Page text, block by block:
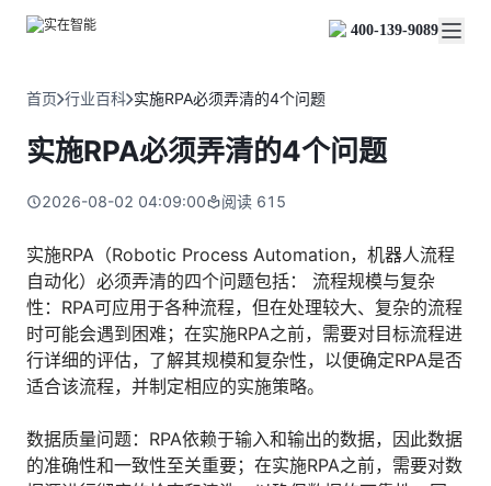
400-139-9089
人人都会用的智能体
智能文档审阅平台
实在 RPA 机器人
可靠的机器人终端
实在 RPA 控制器
全面支持国产信创生态
实在取数宝
一键提数整合，洞察更高效
通信运营商
零售电商
政府及公共服务
能源及制造业
医药行业
更多行业客户
金融
运营商
政府
统计税务 | 行政审批 | 基层减负 | 优化营商
烟草
资质审核 | 合同审核 | 一项一卷 | 智慧人力
制造业
司法
智能辅办 | 要素提取 | 自动立案 | 流程智动
资源与支持
智能体市场
合作伙伴
客户支持
关于实在
媒体报道
视频动态
加入我们
首页 行业百科 实施RPA必须弄清的4个问题
实施RPA必须弄清的4个问题
2026-08-02 04:09:00 阅读 615
实施RPA（Robotic Process Automation，机器人流程
自动化）必须弄清的四个问题包括： 流程规模与复杂
性：RPA可应用于各种流程，但在处理较大、复杂的流程
时可能会遇到困难；在实施RPA之前，需要对目标流程进
行详细的评估，了解其规模和复杂性，以便确定RPA是否
适合该流程，并制定相应的实施策略。
数据质量问题：RPA依赖于输入和输出的数据，因此数据
的准确性和一致性至关重要；在实施RPA之前，需要对数